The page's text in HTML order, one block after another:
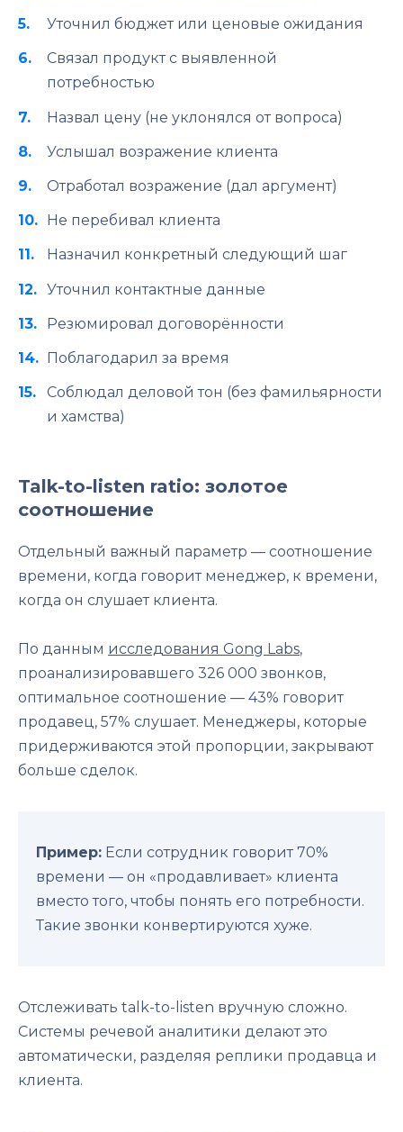
Уточнил бюджет или ценовые ожидания
Связал продукт с выявленной
потребностью
Назвал цену (не уклонялся от вопроса)
Услышал возражение клиента
Отработал возражение (дал аргумент)
Не перебивал клиента
Назначил конкретный следующий шаг
Уточнил контактные данные
Резюмировал договорённости
Поблагодарил за время
Соблюдал деловой тон (без фамильярности
и хамства)
Talk-to-listen ratio: золотое
соотношение
Отдельный важный параметр — соотношение
времени, когда говорит менеджер, к времени,
когда он слушает клиента.
По данным исследования Gong Labs,
проанализировавшего 326 000 звонков,
оптимальное соотношение — 43% говорит
продавец, 57% слушает. Менеджеры, которые
придерживаются этой пропорции, закрывают
больше сделок.
Пример: Если сотрудник говорит 70%
времени — он «продавливает» клиента
вместо того, чтобы понять его потребности.
Такие звонки конвертируются хуже.
Отслеживать talk-to-listen вручную сложно.
Системы речевой аналитики делают это
автоматически, разделяя реплики продавца и
клиента.